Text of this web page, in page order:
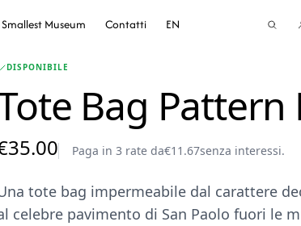
Museum Contatti EN
DISPONIBILE
Bag Pattern
35.00 Paga in 3 rate da€11.67senza interessi.
tote bag impermeabile dal carattere
celebre pavimento di San Paolo fuori le